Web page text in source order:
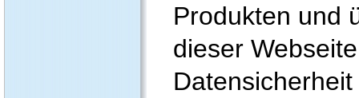
Produkten und
dieser